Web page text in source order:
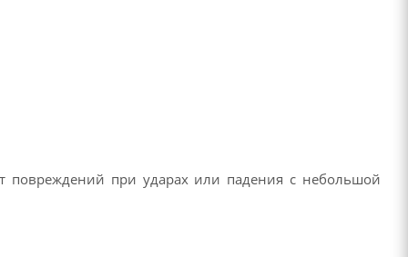
повреждений при ударах или падения с небольшой